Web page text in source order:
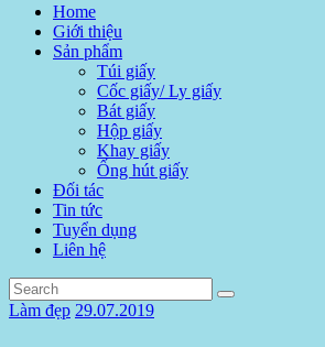
Home
Giới thiệu
Sản phẩm
Túi giấy
Cốc giấy/ Ly giấy
Bát giấy
Hộp giấy
Khay giấy
Ống hút giấy
Đối tác
Tin tức
Tuyển dụng
Liên hệ
Làm đẹp 29.07.2019